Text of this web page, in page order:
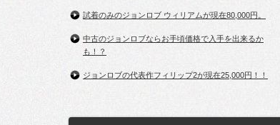
試着のみのジョンロブ ウィリアムが現在80,000円。
中古のジョンロブならお手頃価格で入手を出来るか
も！？
ジョンロブの代表作フィリップ2が現在25,000円！！